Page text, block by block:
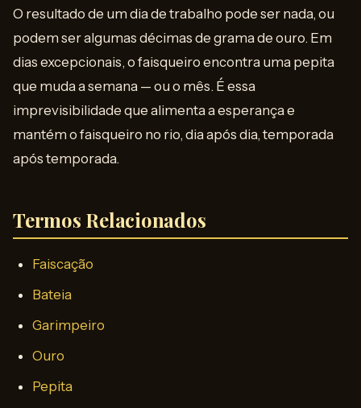
O resultado de um dia de trabalho pode ser nada, ou
podem ser algumas décimas de grama de ouro. Em
dias excepcionais, o faisqueiro encontra uma pepita
que muda a semana — ou o mês. É essa
imprevisibilidade que alimenta a esperança e
mantém o faisqueiro no rio, dia após dia, temporada
após temporada.
Termos Relacionados
Faiscação
Bateia
Garimpeiro
Ouro
Pepita